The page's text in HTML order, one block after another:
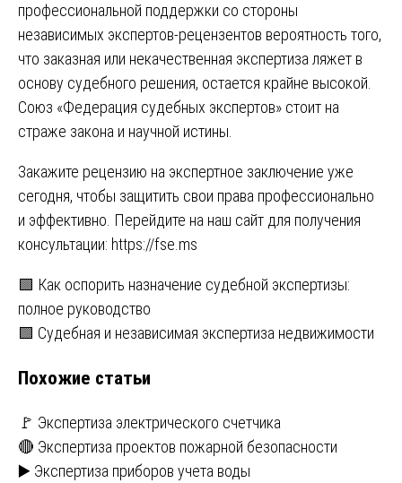
профессиональной поддержки со стороны
независимых экспертов-рецензентов вероятность того,
что заказная или некачественная экспертиза ляжет в
основу судебного решения, остается крайне высокой.
Союз «Федерация судебных экспертов» стоит на
страже закона и научной истины.
Закажите рецензию на экспертное заключение уже
сегодня, чтобы защитить свои права профессионально
и эффективно. Перейдите на наш сайт для получения
консультации: https://fse.ms
Навигация
по
🟩 Как оспорить назначение судебной экспертизы:
полное руководство
🟩 Судебная и независимая экспертиза недвижимости
Похожие статьи
🚩 Экспертиза электрического счетчика
🔴 Экспертиза проектов пожарной безопасности
▶️ Экспертиза приборов учета воды